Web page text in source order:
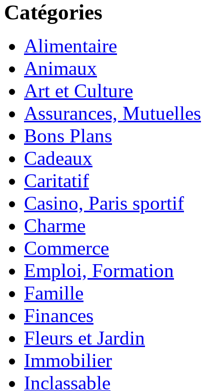
Catégories
Alimentaire
Animaux
Art et Culture
Assurances, Mutuelles
Bons Plans
Cadeaux
Caritatif
Casino, Paris sportif
Charme
Commerce
Emploi, Formation
Famille
Finances
Fleurs et Jardin
Immobilier
Inclassable